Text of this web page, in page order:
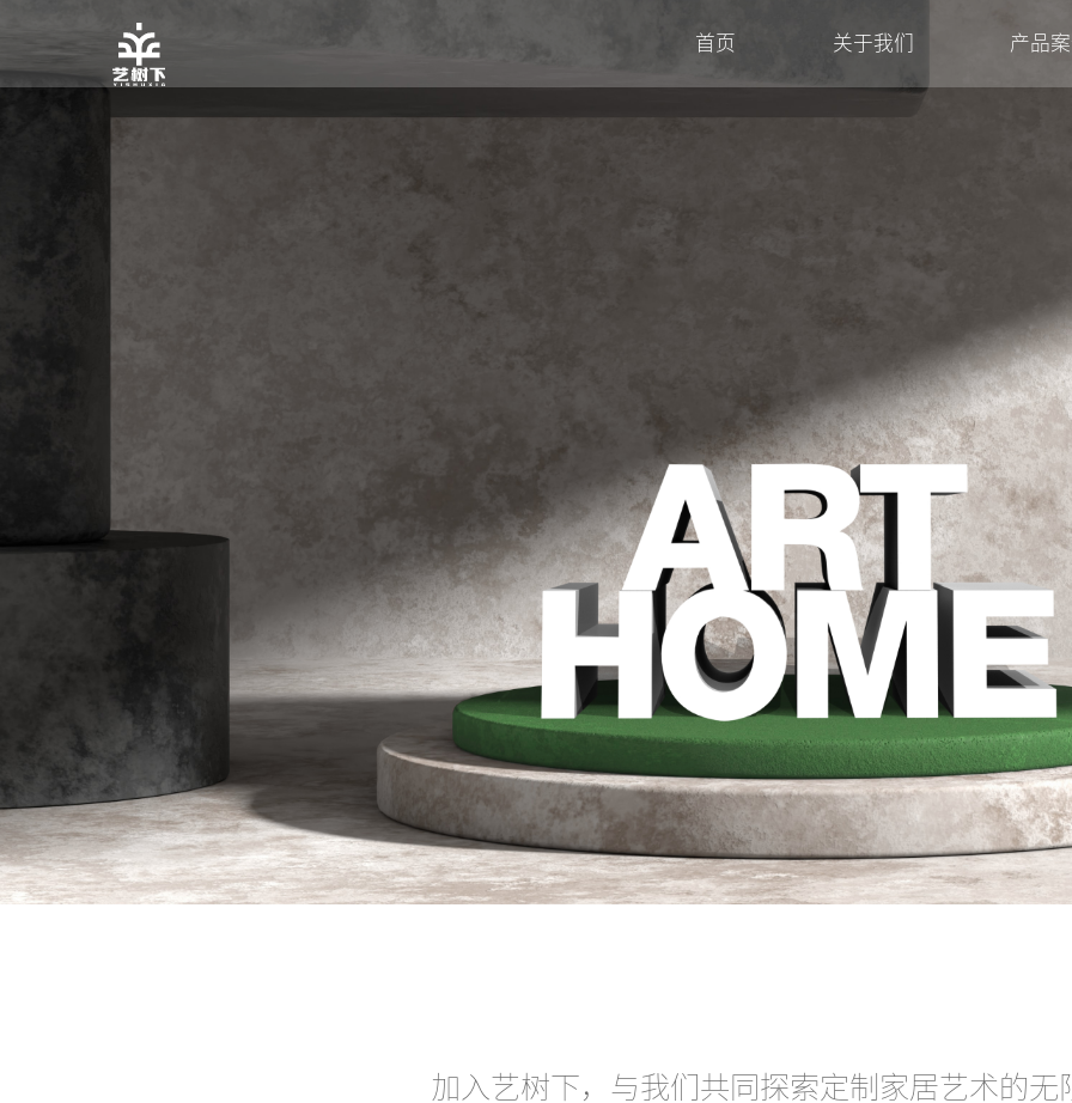
首页 关于我们 产品
加入艺树下，与我们共同探索定制家居艺术的无